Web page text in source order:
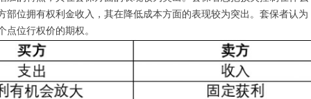
部位拥有权利金收入，其在降低成本方面的表现较为突出。套保者认为
位行权价的期权。